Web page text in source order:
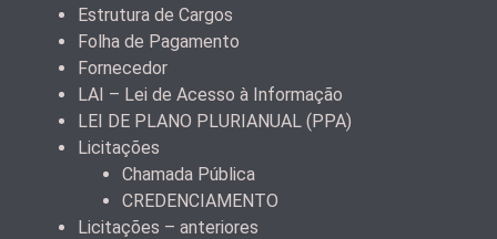
Estrutura de Cargos
Folha de Pagamento
Fornecedor
LAI – Lei de Acesso à Informação
LEI DE PLANO PLURIANUAL (PPA)
Licitações
Chamada Pública
CREDENCIAMENTO
Licitações – anteriores